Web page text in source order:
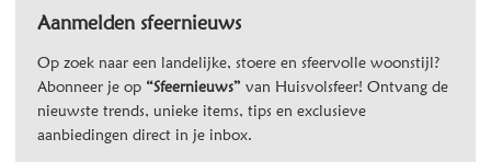
Aanmelden sfeernieuws
Op zoek naar een landelijke, stoere en sfeervolle woonstijl?
Abonneer je op “Sfeernieuws” van Huisvolsfeer! Ontvang de
nieuwste trends, unieke items, tips en exclusieve
aanbiedingen direct in je inbox.